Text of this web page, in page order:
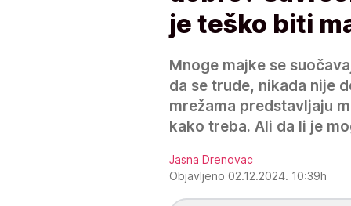
je teško biti
Mnoge majke se
da se trude, nikada nije
mrežama predstavljaju
kako treba. Ali da li je
Jasna Drenovac
Objavljeno 02.12.2024. 10:39h